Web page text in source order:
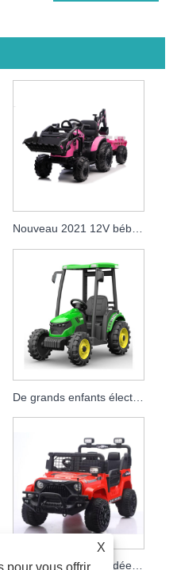
X
pour vous offrir